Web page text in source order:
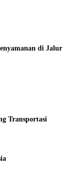
di Jalur
Transportasi